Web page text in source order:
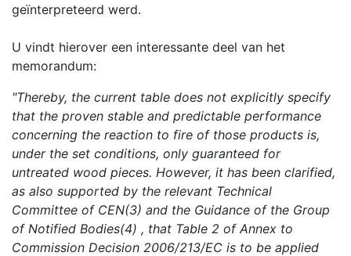
geïnterpreteerd werd.
U vindt hierover een interessante deel van het
memorandum:
"Thereby, the current table does not explicitly specify
that the proven stable and predictable performance
concerning the reaction to fire of those products is,
under the set conditions, only guaranteed for
untreated wood pieces. However, it has been clarified,
as also supported by the relevant Technical
Committee of CEN(3) and the Guidance of the Group
of Notified Bodies(4) , that Table 2 of Annex to
Commission Decision 2006/213/EC is to be applied